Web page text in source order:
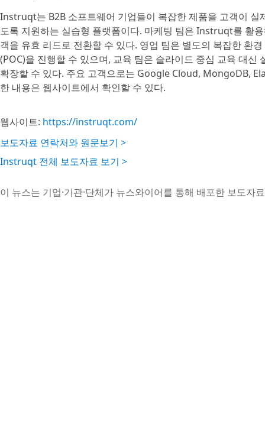
Instruqt는 B2B 소프트웨어 기업들이 복잡한 제품을 고객이 실
도록 지원하는 실습형 플랫폼이다. 마케팅 팀은 Instruqt를 활
객을 유효 리드로 전환할 수 있다. 영업 팀은 별도의 복잡한 환
(POC)을 진행할 수 있으며, 교육 팀은 슬라이드 중심 교육 대
확장할 수 있다. 주요 고객으로는 Google Cloud, MongoDB,
한 내용은 웹사이트에서 확인할 수 있다.
웹사이트: https://instruqt.com/
보도자료 연락처와 원문보기 >
Instruqt 전체 보도자료 보기 >
이 뉴스는 기업·기관·단체가 뉴스와이어를 통해 배포한 보도자